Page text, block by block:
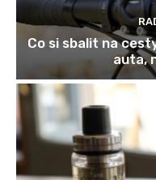
Co si sbalit na
auta,